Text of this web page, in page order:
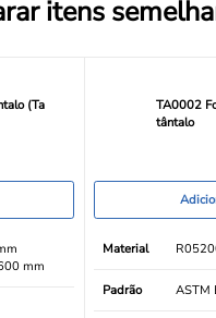
itens
(Ta
mm
TA0002
tântalo
Material
Padrão ASTM